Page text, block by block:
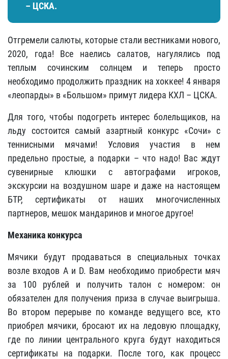
– ЦСКА.
Отгремели салюты, которые стали вестниками нового,
2020, года! Все наелись салатов, нагулялись под
теплым сочинским солнцем и теперь просто
необходимо продолжить праздник на хоккее! 4 января
«леопарды» в «Большом» примут лидера КХЛ – ЦСКА.
Для того, чтобы подогреть интерес болельщиков, на
льду состоится самый азартный конкурс «Сочи» с
теннисными мячами! Условия участия в нем
предельно простые, а подарки – что надо! Вас ждут
сувенирные клюшки с автографами игроков,
экскурсии на воздушном шаре и даже на настоящем
БТР, сертификаты от наших многочисленных
партнеров, мешок мандаринов и многое другое!
Механика конкурса
Мячики будут продаваться в специальных точках
возле входов А и D. Вам необходимо приобрести мяч
за 100 рублей и получить талон с номером: он
обязателен для получения приза в случае выигрыша.
Во втором перерыве по команде ведущего все, кто
приобрел мячики, бросают их на ледовую площадку,
где по линии центрального круга будут находиться
сертификаты на подарки. После того, как процесс